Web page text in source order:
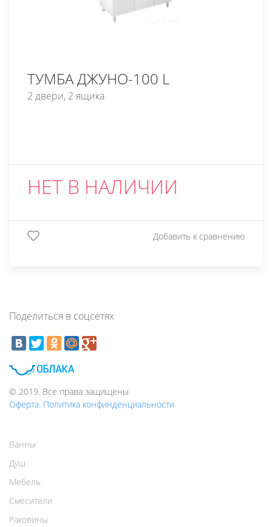
ТУМБА ДЖУНО-100 L
2 двери, 2 ящика
НЕТ В НАЛИЧИИ
Добавить к сравнению
Поделиться в соцсетях
© 2019. Все права защищены
Оферта. Политика конфинденциальности
Ванны
Душ
Мебель
Смесители
Раковины